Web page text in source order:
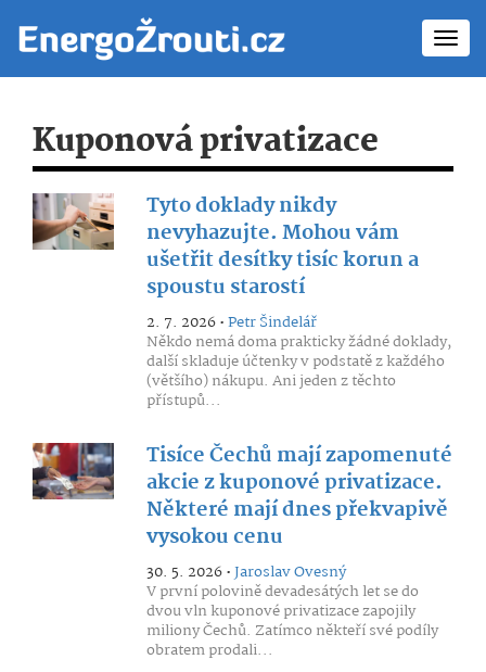
Kuponová privatizace
Tyto doklady nikdy
nevyhazujte. Mohou vám
ušetřit desítky tisíc korun a
spoustu starostí
2. 7. 2026 •Petr Šindelář
Někdo nemá doma prakticky žádné doklady,
další skladuje účtenky v podstatě z každého
(většího) nákupu. Ani jeden z těchto
přístupů...
Tisíce Čechů mají zapomenuté
akcie z kuponové privatizace.
Některé mají dnes překvapivě
vysokou cenu
30. 5. 2026 •Jaroslav Ovesný
V první polovině devadesátých let se do
dvou vln kuponové privatizace zapojily
miliony Čechů. Zatímco někteří své podíly
obratem prodali...